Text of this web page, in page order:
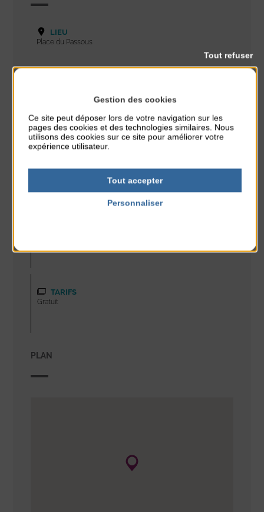
LIEU
Place du Passous
02 33 76 67 34
20h30-21h15 et 21h45-22h30
TARIFS
Gratuit
PLAN
Gestion des cookies
Ce site peut déposer lors de votre navigation sur les
pages des cookies et des technologies similaires. Nous
utilisons des cookies sur ce site pour améliorer votre
expérience utilisateur.
Tout accepter
Tout refuser
Personnaliser